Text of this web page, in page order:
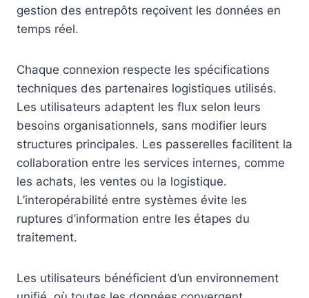
gestion des entrepôts reçoivent les données en
temps réel.
Chaque connexion respecte les spécifications
techniques des partenaires logistiques utilisés.
Les utilisateurs adaptent les flux selon leurs
besoins organisationnels, sans modifier leurs
structures principales. Les passerelles facilitent la
collaboration entre les services internes, comme
les achats, les ventes ou la logistique.
L’interopérabilité entre systèmes évite les
ruptures d’information entre les étapes du
traitement.
Les utilisateurs bénéficient d’un environnement